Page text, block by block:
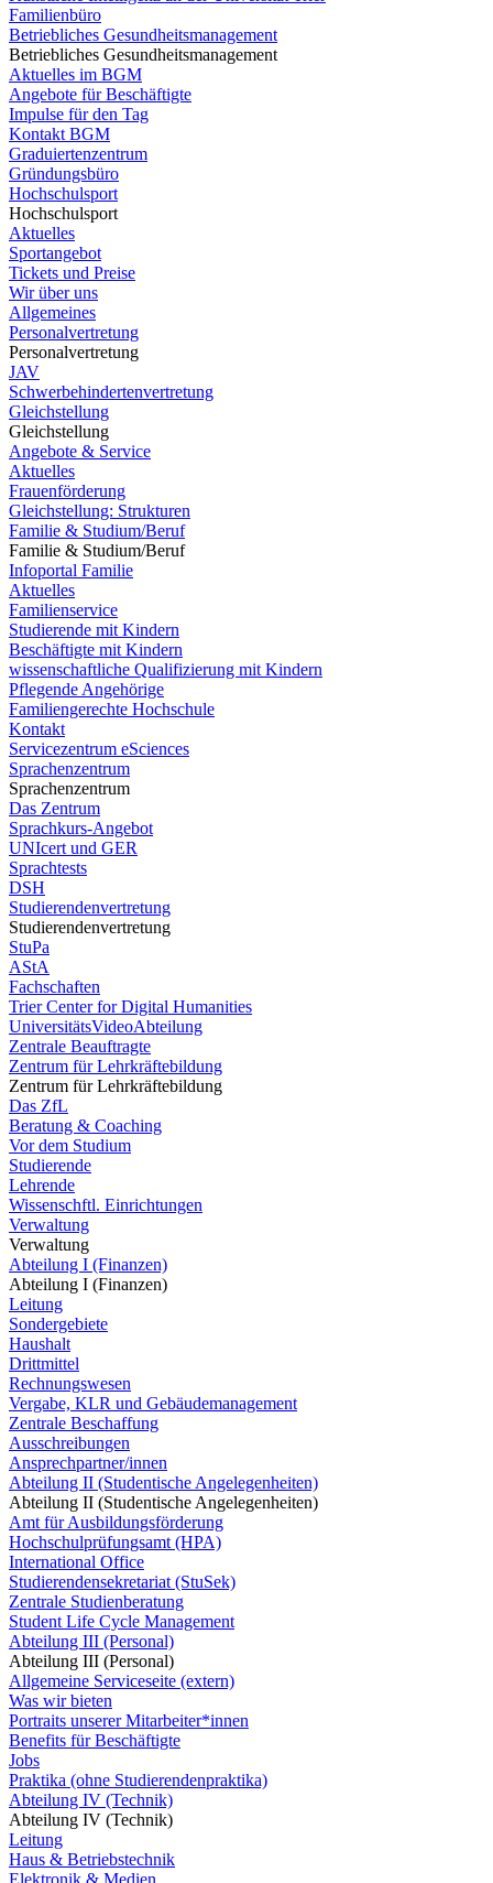
Familienbüro
Betriebliches Gesundheitsmanagement
Betriebliches Gesundheitsmanagement
Aktuelles im BGM
Angebote für Beschäftigte
Impulse für den Tag
Kontakt BGM
Graduiertenzentrum
Gründungsbüro
Hochschulsport
Hochschulsport
Aktuelles
Sportangebot
Tickets und Preise
Wir über uns
Allgemeines
Personalvertretung
Personalvertretung
JAV
Schwerbehindertenvertretung
Gleichstellung
Gleichstellung
Angebote & Service
Aktuelles
Frauenförderung
Gleichstellung: Strukturen
Familie & Studium/Beruf
Familie & Studium/Beruf
Infoportal Familie
Aktuelles
Familienservice
Studierende mit Kindern
Beschäftigte mit Kindern
wissenschaftliche Qualifizierung mit Kindern
Pflegende Angehörige
Familiengerechte Hochschule
Kontakt
Servicezentrum eSciences
Sprachenzentrum
Sprachenzentrum
Das Zentrum
Sprachkurs-Angebot
UNIcert und GER
Sprachtests
DSH
Studierendenvertretung
Studierendenvertretung
StuPa
AStA
Fachschaften
Trier Center for Digital Humanities
UniversitätsVideoAbteilung
Zentrale Beauftragte
Zentrum für Lehrkräftebildung
Zentrum für Lehrkräftebildung
Das ZfL
Beratung & Coaching
Vor dem Studium
Studierende
Lehrende
Wissenschftl. Einrichtungen
Verwaltung
Verwaltung
Abteilung I (Finanzen)
Abteilung I (Finanzen)
Leitung
Sondergebiete
Haushalt
Drittmittel
Rechnungswesen
Vergabe, KLR und Gebäudemanagement
Zentrale Beschaffung
Ausschreibungen
Ansprechpartner/innen
Abteilung II (Studentische Angelegenheiten)
Abteilung II (Studentische Angelegenheiten)
Amt für Ausbildungsförderung
Hochschulprüfungsamt (HPA)
International Office
Studierendensekretariat (StuSek)
Zentrale Studienberatung
Student Life Cycle Management
Abteilung III (Personal)
Abteilung III (Personal)
Allgemeine Serviceseite (extern)
Was wir bieten
Portraits unserer Mitarbeiter*innen
Benefits für Beschäftigte
Jobs
Praktika (ohne Studierendenpraktika)
Abteilung IV (Technik)
Abteilung IV (Technik)
Leitung
Haus & Betriebstechnik
Elektronik & Medien